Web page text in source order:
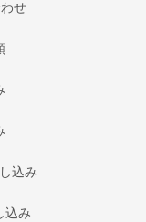
せ
込み
込み